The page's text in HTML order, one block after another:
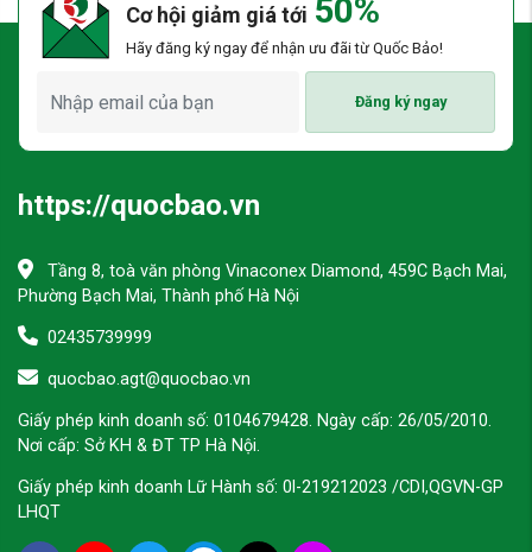
Cơ hội giảm giá tới 50%
Hãy đăng ký ngay để nhận ưu đãi từ Quốc Bảo!
Đăng ký ngay
https://quocbao.vn
Tầng 8, toà văn phòng Vinaconex Diamond, 459C Bạch Mai,
Phường Bạch Mai, Thành phố Hà Nội
02435739999
quocbao.agt@quocbao.vn
Giấy phép kinh doanh số: 0104679428. Ngày cấp: 26/05/2010.
Nơi cấp: Sở KH & ĐT TP Hà Nội.
Giấy phép kinh doanh Lữ Hành số: 0l-219212023 /CDI,QGVN-GP
LHQT